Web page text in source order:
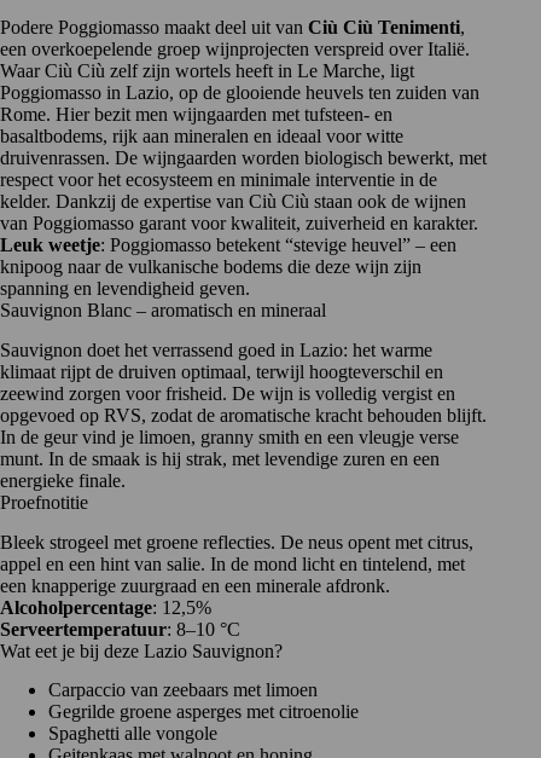
Podere Poggiomasso maakt deel uit van Ciù Ciù Tenimenti,
een overkoepelende groep wijnprojecten verspreid over Italië.
WaarCiù Ciù zelf zijn wortels heeft in Le Marche, ligt
Poggiomasso in Lazio, op de glooiende heuvels ten zuiden van
Rome. Hier bezit men wijngaarden met tufsteen- en
basaltbodems, rijk aan mineralen en ideaal voor witte
druivenrassen. De wijngaarden worden biologisch bewerkt, met
respect voor het ecosysteem en minimale interventie in de
kelder. Dankzij de expertise van Ciù Ciù staan ook de wijnen
van Poggiomasso garant voor kwaliteit, zuiverheid en karakter.
Leuk weetje: Poggiomasso betekent “stevige heuvel” – een
knipoog naar de vulkanische bodems die deze wijn zijn
spanning en levendigheid geven.
Sauvignon Blanc – aromatisch en mineraal
Sauvignon doet het verrassend goed in Lazio: het warme
klimaat rijpt de druiven optimaal, terwijl hoogteverschil en
zeewind zorgen voor frisheid. De wijn is volledig vergist en
opgevoed op RVS, zodat de aromatische kracht behouden blijft.
In de geur vind je limoen, granny smith en een vleugje verse
munt. In de smaak is hij strak, met levendige zuren en een
energieke finale.
Proefnotitie
Bleek strogeel met groene reflecties. De neus opent met citrus,
appel en een hint van salie. In de mond licht en tintelend, met
een knapperige zuurgraad en een minerale afdronk.
Alcoholpercentage: 12,5%
Serveertemperatuur: 8–10 °C
Wat eet je bij deze Lazio Sauvignon?
Carpaccio van zeebaars met limoen
Gegrilde groene asperges met citroenolie
Spaghetti alle vongole